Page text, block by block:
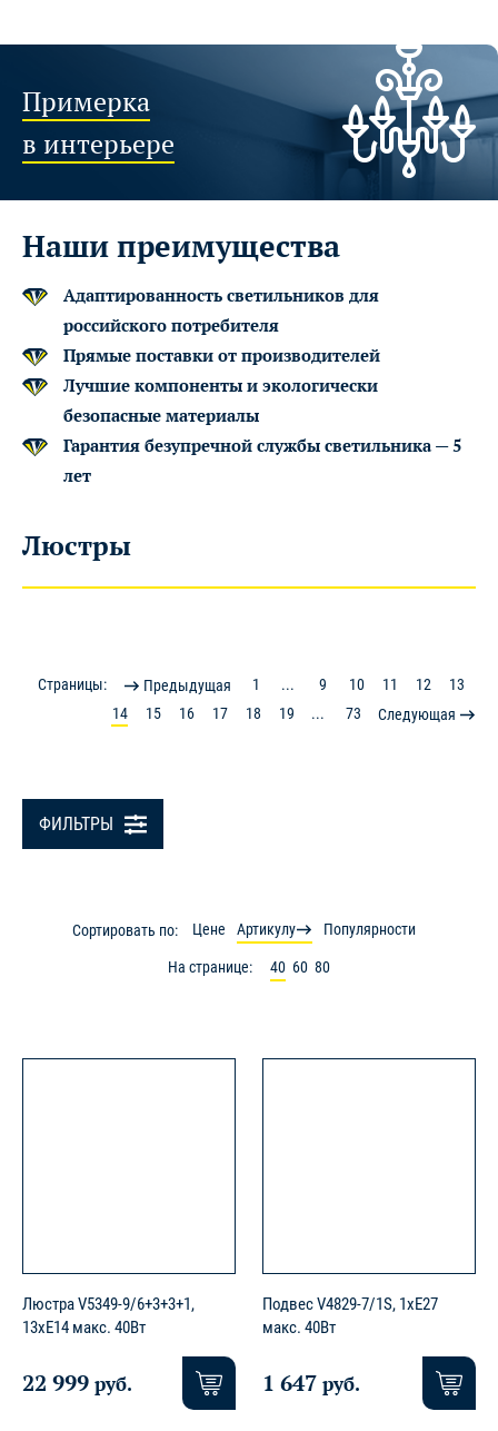
Примерка
в интерьере
Наши преимущества
Адаптированность светильников для
российского потребителя
Прямые поставки от производителей
Лучшие компоненты и экологически
безопасные материалы
Гарантия безупречной службы светильника — 5
лет
Люстры
Страницы: Предыдущая 1 ... 9 10 11 12
13
14
15 16 17 18 19 ... 73 Следующая
ФИЛЬТРЫ
Сортировать по: Цене Артикулу Популярности
На странице: 40 60 80
Люстра V5349-9/6+3+3+1,
13xE14 макс. 40Вт
22 999 руб.
Подвес V4829-7/1S, 1xE27
макс. 40Вт
1 647 руб.